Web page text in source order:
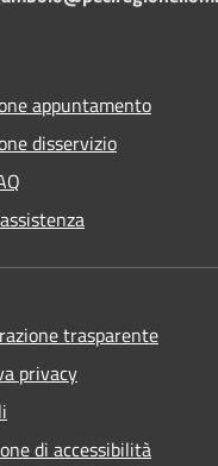
appuntamento
disservizio
trasparente
privacy
di accessibilità